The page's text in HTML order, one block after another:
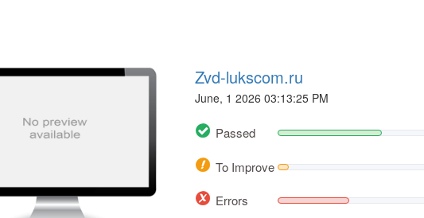
Zvd-lukscom.ru
June, 1 2026 03:13:25 PM
Passed
To Improve
Errors